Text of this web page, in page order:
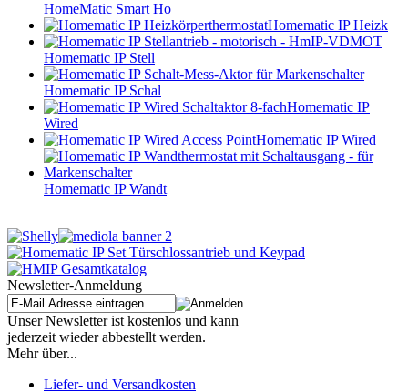
HomeMatic Smart Ho
Homematic IP Heizk
Homematic IP Stell
Homematic IP Schal
Homematic IP
Wired
Homematic IP Wired
Homematic IP Wandt
Newsletter-Anmeldung
Unser Newsletter ist kostenlos und kann
jederzeit wieder abbestellt werden.
Mehr über...
Liefer- und Versandkosten